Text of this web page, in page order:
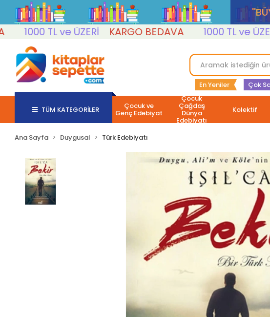
1000 TL ve ÜZERİ
KARGO BEDAVA 1000 TL ve ÜZERİ
En Yeniler Çok
TÜM KATEGORİLER Çocuk ve
Genç Edebiyat
Çocuk
Çağdaş
Dünya
Edebiyatı
Kolektif
Ana Sayfa Duygusal Türk Edebiyatı